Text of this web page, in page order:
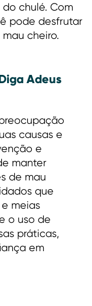
chulé. Com
pode desfrutar
cheiro.
Adeus
causas e
e
manter
de mau
que
meias
o uso de
práticas,
em